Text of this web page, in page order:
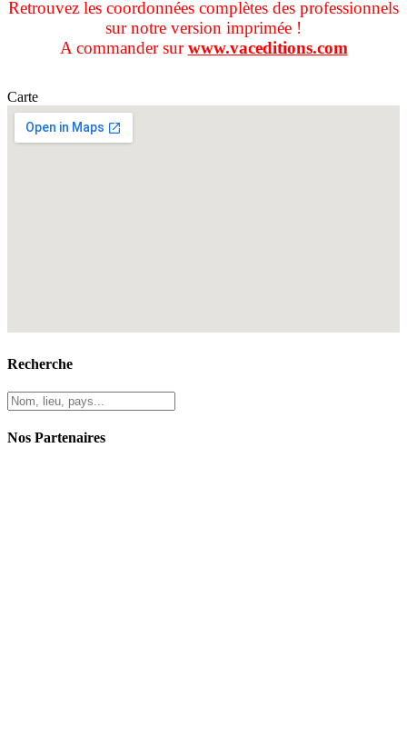
Retrouvez les coordonnées complètes des professionnels
sur notre version imprimée !
A commander surwww.vaceditions.com
Carte
Recherche
Nos Partenaires